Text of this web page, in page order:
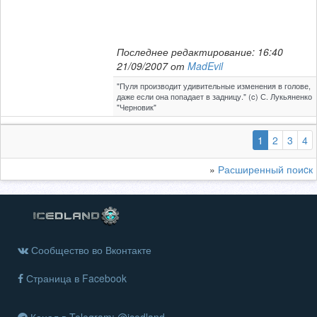
Последнее редактирование: 16:40
21/09/2007 от MadEvil
"Пуля производит удивительные изменения в голове,
даже если она попадает в задницу." (c) С. Лукьяненко
"Черновик"
1 2 3 4
» Расширенный поиcк
Сообщество во Вконтакте
Страница в Facebook